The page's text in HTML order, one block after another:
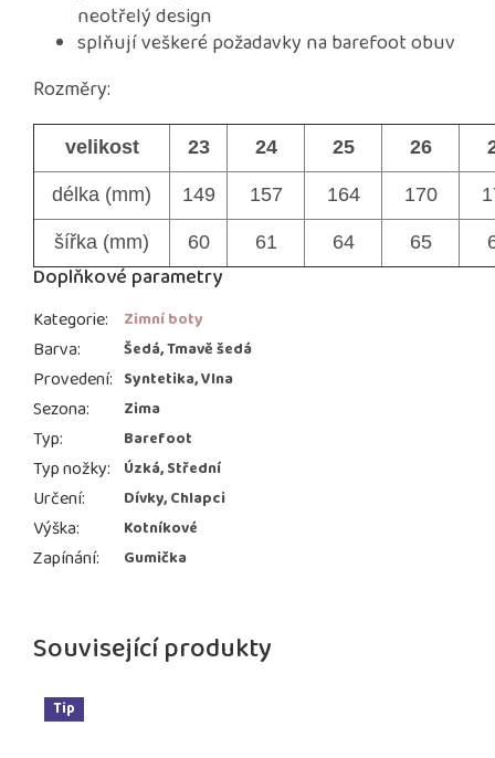
Související produkty
Tip
neotřelý design
splňují veškeré požadavky na barefoot obuv
Rozměry:
velikost 23 24 25 26
délka (mm) 149 157 164 170
šířka (mm) 60 61 64 65
Doplňkové parametry
Kategorie: Zimní boty
Barva: Šedá, Tmavě šedá
Provedení: Syntetika, Vlna
Sezona: Zima
Typ: Barefoot
Typ nožky: Úzká, Střední
Určení: Dívky, Chlapci
Výška: Kotníkové
Zapínání: Gumička